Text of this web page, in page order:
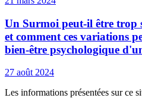
Un Surmoi peut-il être
et comment ces variations
bien-être psychologique
27 août 2024
Les informations présentées sur ce